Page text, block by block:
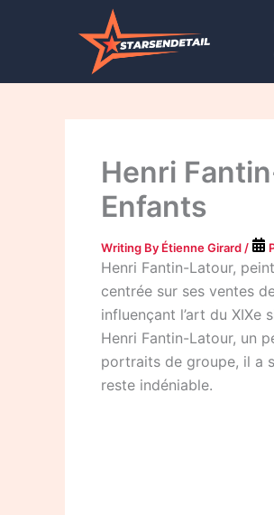
Henri
Enfants
Writing By Étienne Girard /
Henri Fantin-Latour,
centrée sur ses ventes
influençant l’art du XIXe
Henri Fantin-Latour, un
portraits de groupe, il a
reste indéniable.